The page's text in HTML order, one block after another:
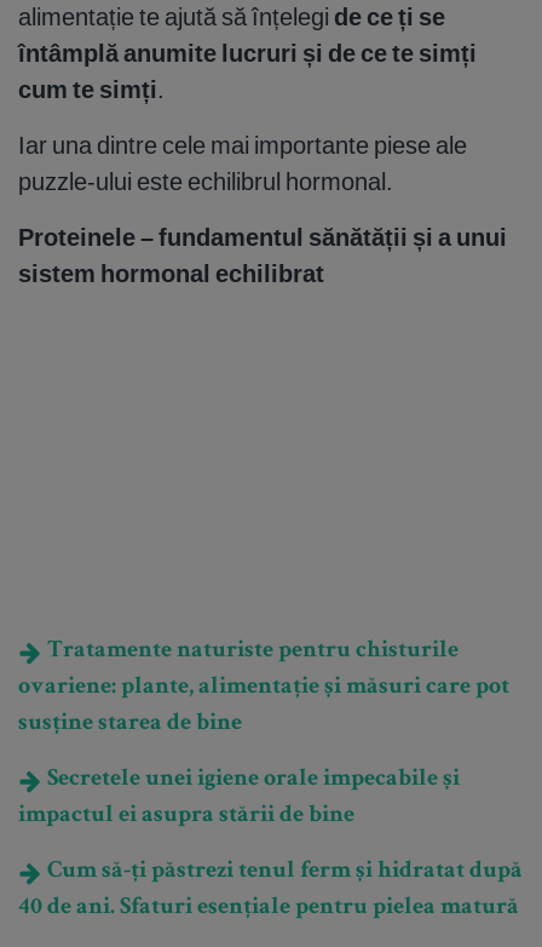
alimentație te ajută să înțelegi de ce ți se
întâmplă anumite lucruri și de ce te simți
cum te simți.
Iar una dintre cele mai importante piese ale
puzzle-ului este echilibrul hormonal.
Proteinele – fundamentul sănătății și a unui
sistem hormonal echilibrat
Tratamente naturiste pentru chisturile
ovariene: plante, alimentație și măsuri care pot
susține starea de bine
Secretele unei igiene orale impecabile și
impactul ei asupra stării de bine
Cum să-ți păstrezi tenul ferm și hidratat după
40 de ani. Sfaturi esențiale pentru pielea matură